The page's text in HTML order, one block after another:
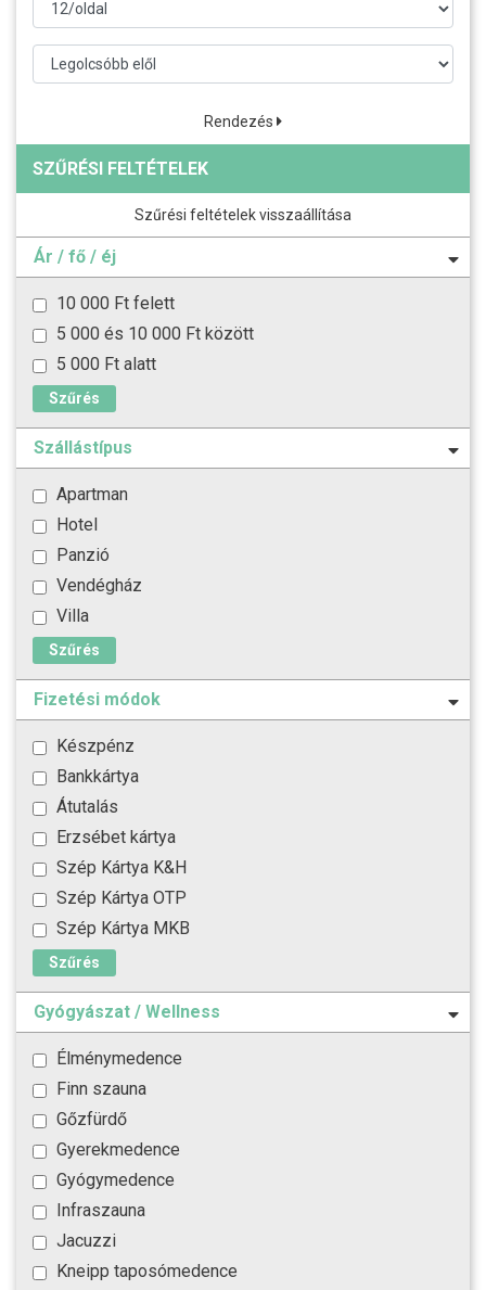
Rendezés
SZŰRÉSI FELTÉTELEK
Szűrési feltételek visszaállítása
Ár / fő / éj
10 000 Ft felett
5 000 és 10 000 Ft között
5 000 Ft alatt
Szűrés
Szállástípus
Apartman
Hotel
Panzió
Vendégház
Villa
Szűrés
Fizetési módok
Készpénz
Bankkártya
Átutalás
Erzsébet kártya
Szép Kártya K&H
Szép Kártya OTP
Szép Kártya MKB
Szűrés
Gyógyászat / Wellness
Élménymedence
Finn szauna
Gőzfürdő
Gyerekmedence
Gyógymedence
Infraszauna
Jacuzzi
Kneipp taposómedence